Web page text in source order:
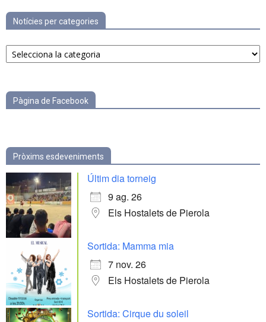
Notícies per categories
Notícies
per
Pàgina de Facebook
Pròxims esdeveniments
Últim dia torneig
9 ag. 26
Els Hostalets de Pierola
Sortida: Mamma mia
7 nov. 26
Els Hostalets de Pierola
Sortida: Cirque du soleil